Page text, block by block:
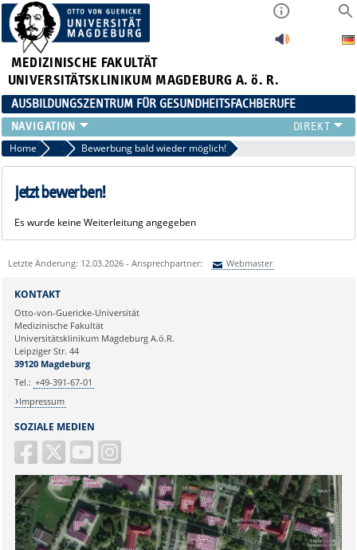
MEDIZINISCHE FAKULTÄT
UNIVERSITÄTSKLINIKUM MAGDEBURG A. ö. R.
AUSBILDUNGSZENTRUM FÜR GESUNDHEITSFACHBERUFE
AUSBILDUNG
FORT- UND WEITERBILDUNGEN
DUALES STUDIUM HEBAMMENWISSENSCHAFT
AZG INTERN
Home Zielgruppe ATA - Jetzt bewerben
Bewerbung bald wieder möglich!
Jetzt bewerben!
Es wurde keine Weiterleitung angegeben
Letzte Änderung: 12.03.2026 - Ansprechpartner: Webmaster
Ihre E-Mailadresse:
Ihr Anliegen:
SOZIALE MEDIEN
KONTAKT
Otto-von-Guericke-Universität
Medizinische Fakultät
Universitätsklinikum Magdeburg A.ö.R.
Leipziger Str. 44
39120 Magdeburg
Tel.: +49-391-67-01
Impressum